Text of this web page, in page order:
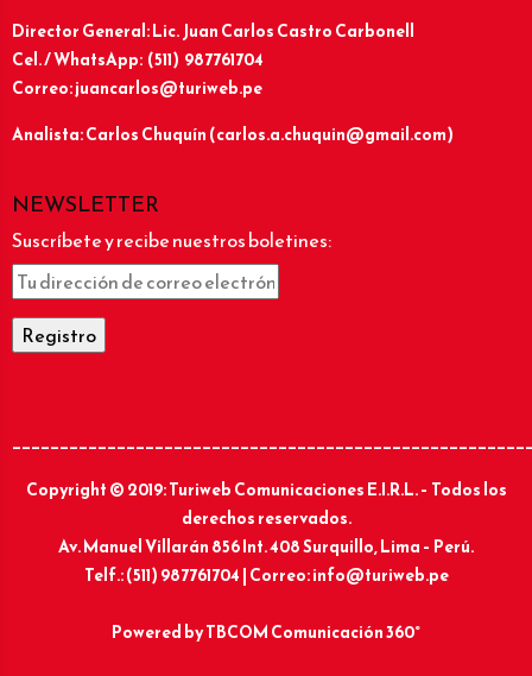
Director General: Lic.Juan Carlos Castro Carbonell
Cel. / WhatsApp: (511) 987761704
Correo: juancarlos@turiweb.pe
Analista: Carlos Chuquín (carlos.a.chuquin@gmail.com)
NEWSLETTER
Suscríbete y recibe nuestros boletines:
Copyright © 2019: Turiweb Comunicaciones E.I.R.L. – Todos los
derechos reservados.
Av. Manuel Villarán 856 Int. 408 Surquillo, Lima – Perú.
Telf.: (511) 987761704 | Correo: info@turiweb.pe
Powered byTBCOM Comunicación 360°